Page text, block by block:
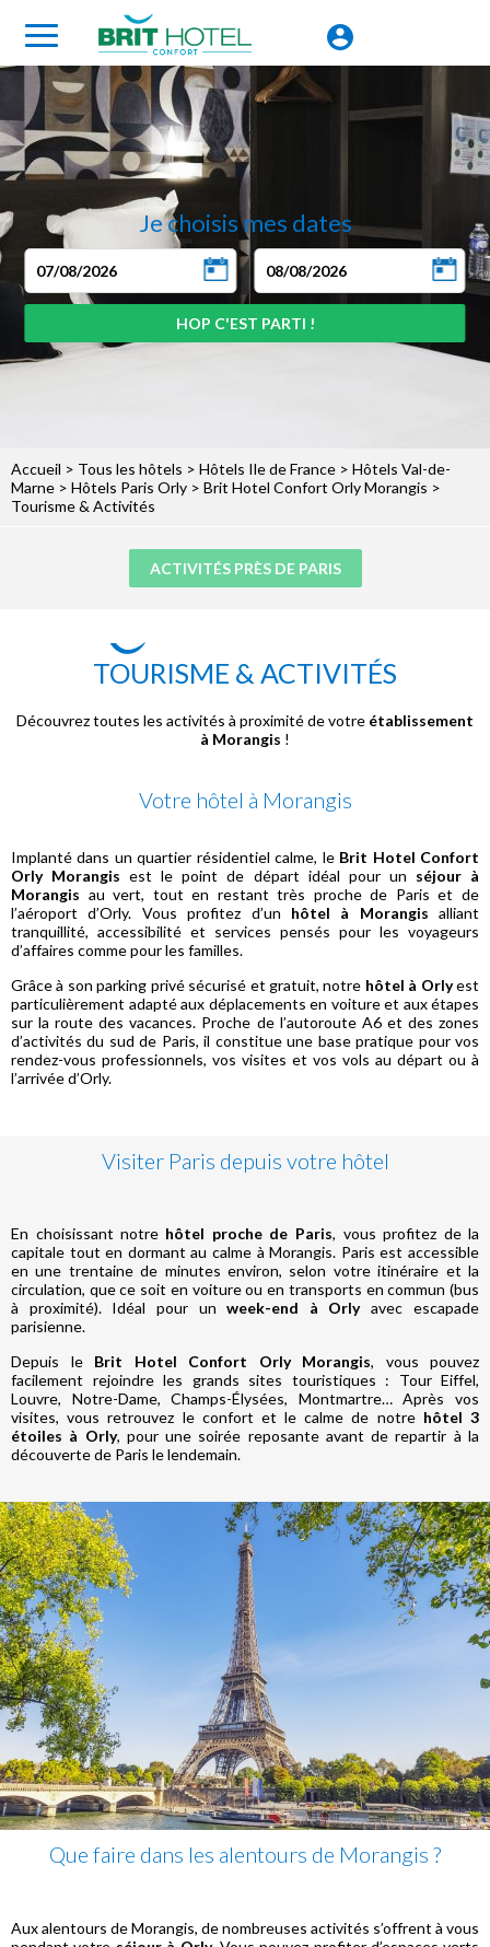
Je choisis mes dates
Accueil > Tous les hôtels > Hôtels Ile de France > Hôtels Val-de-
Marne > Hôtels Paris Orly > Brit Hotel Confort Orly Morangis >
Tourisme & Activités
ACTIVITÉS PRÈS DE PARIS
TOURISME & ACTIVITÉS
Découvrez toutes les activités à proximité de votre établissement
à Morangis !
Votre hôtel à Morangis
Implanté dans un quartier résidentiel calme, le Brit Hotel Confort
Orly Morangis est le point de départ idéal pour un séjour à
Morangis au vert, tout en restant très proche de Paris et de
l’aéroport d’Orly. Vous profitez d’un hôtel à Morangis alliant
tranquillité, accessibilité et services pensés pour les voyageurs
d’affaires comme pour les familles.
Grâce à son parking privé sécurisé et gratuit, notre hôtel à Orlyest
particulièrement adapté aux déplacements en voiture et aux étapes
sur la route des vacances. Proche de l’autoroute A6 et des zones
d’activités du sud de Paris, il constitue une base pratique pour vos
rendez-vous professionnels, vos visites et vos vols au départ ou à
l’arrivée d’Orly.
Visiter Paris depuis votre hôtel
En choisissant notre hôtel proche de Paris, vous profitez de la
capitale tout en dormant au calme à Morangis. Paris est accessible
en une trentaine de minutes environ, selon votre itinéraire et la
circulation, que ce soit en voiture ou en transports en commun (bus
à proximité). Idéal pour unweek-end à Orlyavec escapade
parisienne.
Depuis le Brit Hotel Confort Orly Morangis, vous pouvez
facilement rejoindre les grands sites touristiques : Tour Eiffel,
Louvre, Notre-Dame, Champs-Élysées, Montmartre… Après vos
visites, vous retrouvez le confort et le calme de notre hôtel 3
étoiles à Orly, pour une soirée reposante avant de repartir à la
découverte de Paris le lendemain.
Que faire dans les alentours de Morangis ?
Aux alentours de Morangis, de nombreuses activités s’offrent à vous